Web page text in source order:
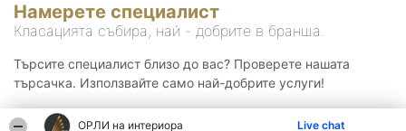
ОРЛИ на интериора Live chat
Намерете специалист
Класацията събира, най - добрите в бранша.
Търсите специалист близо до вас? Проверете нашата
търсачка. Използвайте само най-добрите услуги!